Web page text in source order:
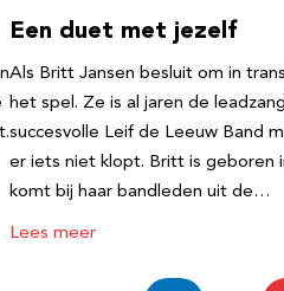
Een duet met jezelf
Als Britt Jansen besluit om in
het spel. Ze is al jaren de
succesvolle Leif de Leeuw Band
er iets niet klopt. Britt is geboren
komt bij haar bandleden uit de…
Lees meer